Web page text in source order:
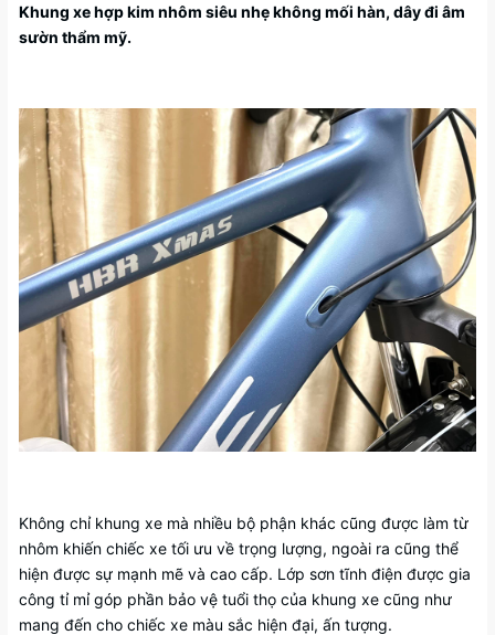
Khung xe hợp kim nhôm siêu nhẹ không mối hàn, dây đi âm
sườn thẩm mỹ.
Không chỉ khung xe mà nhiều bộ phận khác cũng được làm từ
nhôm khiến chiếc xe tối ưu về trọng lượng, ngoài ra cũng thể
hiện được sự mạnh mẽ và cao cấp. Lớp sơn tĩnh điện được gia
công tỉ mỉ góp phần bảo vệ tuổi thọ của khung xe cũng như
mang đến cho chiếc xe màu sắc hiện đại, ấn tượng.